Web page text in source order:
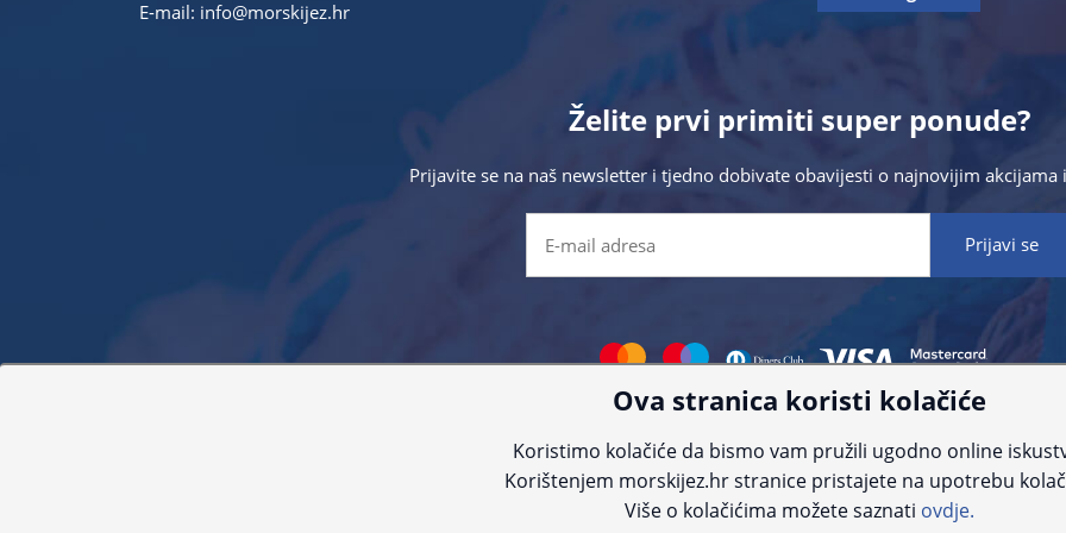
E-mail: info@morskijez.hr
Želite prvi primiti super ponude?
Prijavite se na naš newsletter i tjedno dobivate obavijesti o najnovijim akcijama
proizvoda. Za najažurnije informacije kontaktirajte nas putem telefona:+385 23 231 761ili e-
© Morski jež 2022
Ova stranica koristi kolačiće
Koristimo kolačiće da bismo vam pružili ugodno online
Korištenjem morskijez.hr stranice pristajete na upotrebu
Više o kolačićima možete saznati ovdje.